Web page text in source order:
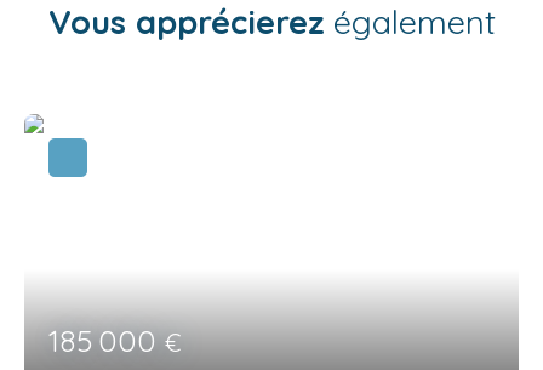
Vous apprécierez également
185 000€